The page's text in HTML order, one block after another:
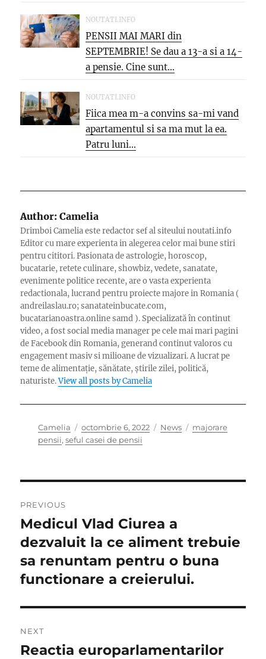
NOUTATI.INFO
PENSII MAI MARI din
SEPTEMBRIE! Se dau a 13-a si a 14-
a pensie. Cine sunt...
NOUTATI.INFO
Fiica mea m-a convins sa-mi vand
apartamentul si sa ma mut la ea.
Patru luni...
Author: Camelia
Drimboi Camelia este redactor sef al siteului noutati.info
Editor cu mare experienta in alegerea celor mai bune stiri
pentru cititori. Pasionata de astrologie, horoscop,
bucatarie, retete culinare, showbiz, vedete, sanatate,
evenimente politice recente, are o vasta experienta
redactionala, lucrand pentru proiecte majore in Romania (
andreilaslau.ro; sanatateinbucate.com,
bucatarianoastra.online samd ). Specializată în continut
video, a fost social media manager pe cele mai mari pagini
de Facebook din Romania, generand continut valoros cu
engagement masiv si milioane de vizualizari. A lucrat pe
teme de alimentație, sănătate, știrile zilei, politică,
naturiste.View all posts by Camelia
Author
Camelia
Posted
on
octombrie 6, 2022 Categories
News Tags
majorare
pensii, seful casei de pensii
în
articole
PREVIOUS
Previous
post:
Medicul Vlad Ciurea a
dezvaluit la ce aliment trebuie
sa renuntam pentru o buna
functionare a creierului.
NEXT
Next
Reactia europarlamentarilor